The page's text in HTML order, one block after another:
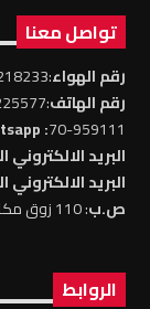
تواصل معنا
رقم الهواء:218233-09
رقم الهاتف:225577-09
70-959111
: Whatsapp
البريد الالكتروني
البريد الالكتروني
ص.ب: 110 زوق مكايل
الروابط